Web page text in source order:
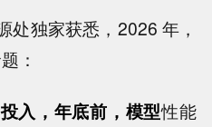
处独家获悉，2026 年，
：
入，年底前，模型性能